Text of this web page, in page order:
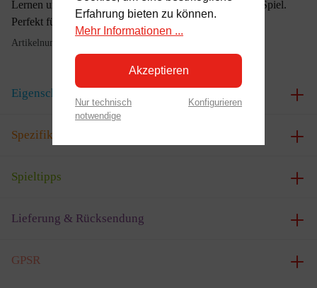
Lernen und sorgen für ein sicheres, entdeckungsreiches Spiel.
Perfekt für deinen kleinen Entdecker.
Artikelnummer:
Eigenschaften
Spezifikationen
Spieltipps
Lieferung & Rücksendung
GPSR
Erfahrung bieten zu können.
Mehr Informationen ...
Akzeptieren
Nur technisch
notwendige
Konfigurieren